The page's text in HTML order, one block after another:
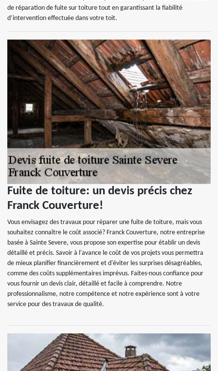
de réparation de fuite sur toiture tout en garantissant la fiabilité
d’intervention effectuée dans votre toit.
Fuite de toiture: un devis précis chez
Franck Couverture!
Vous envisagez des travaux pour réparer une fuite de toiture, mais vous
souhaitez connaître le coût associé? Franck Couverture, notre entreprise
basée à Sainte Severe, vous propose son expertise pour établir un devis
détaillé et précis. Savoir à l'avance le coût de vos projets vous permettra
de mieux planifier financièrement et d'éviter les surprises désagréables,
comme des coûts supplémentaires imprévus. Faites-nous confiance pour
vous fournir un devis clair, détaillé et facile à comprendre. Notre
professionnalisme, notre compétence et notre expérience sont à votre
service pour des travaux de qualité.